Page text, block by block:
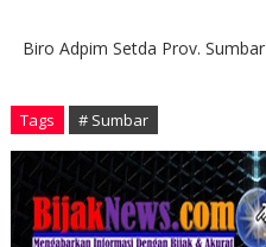
Biro Adpim Setda Prov. Sumbar
Tags # Sumbar